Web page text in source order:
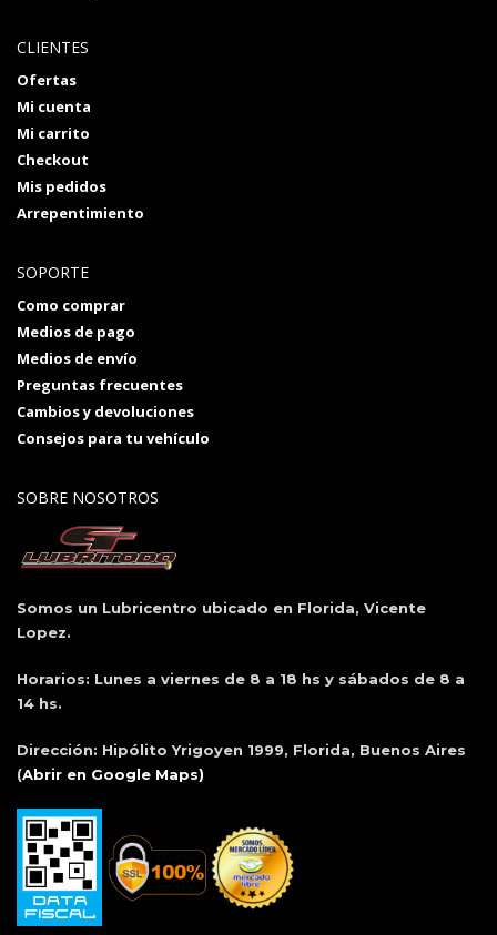
CLIENTES
Ofertas
Mi cuenta
Mi carrito
Checkout
Mis pedidos
Arrepentimiento
SOPORTE
Como comprar
Medios de pago
Medios de envío
Preguntas frecuentes
Cambios y devoluciones
Consejos para tu vehículo
SOBRE NOSOTROS
Somos un Lubricentro ubicado en Florida, Vicente
Lopez.
Horarios: Lunes a viernes de 8 a 18 hs y sábados de 8 a
14 hs.
Dirección: Hipólito Yrigoyen 1999, Florida, Buenos Aires
(Abrir en Google Maps)